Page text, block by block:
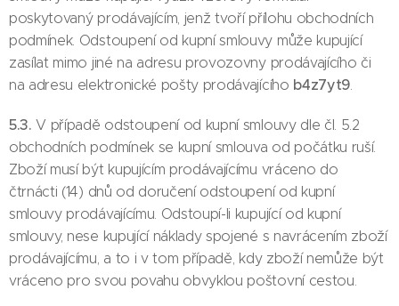
poskytovaný prodávajícím, jenž tvoří přílohu obchodních
podmínek. Odstoupení od kupní smlouvy může kupující
zasílat mimo jiné na adresu provozovny prodávajícího či
na adresu elektronické pošty prodávajícího b4z7yt9.
5.3.V případě odstoupení od kupní smlouvy dle čl. 5.2
obchodních podmínek se kupní smlouva od počátku ruší.
Zboží musí být kupujícím prodávajícímu vráceno do
čtrnácti (14) dnů od doručení odstoupení od kupní
smlouvy prodávajícímu. Odstoupí-li kupující od kupní
smlouvy, nese kupující náklady spojené s navrácením zboží
prodávajícímu, a to i v tom případě, kdy zboží nemůže být
vráceno pro svou povahu obvyklou poštovní cestou.